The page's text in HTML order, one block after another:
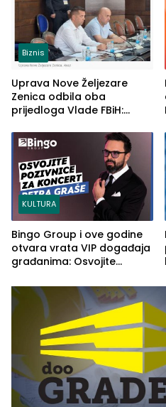
Biznis
Uprava Nove Željezare
Zenica odbila oba
prijedloga Vlade FBiH:
rješenje
KULTURA
Bingo Group i ove godine
otvara vrata VIP događaja
građanima: Osvojite
Graše